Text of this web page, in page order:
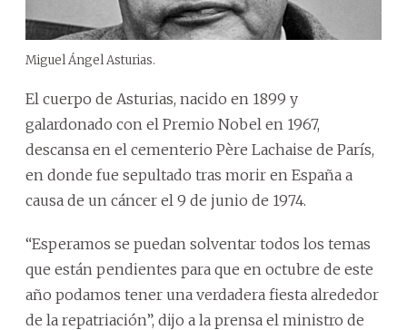
Miguel Ángel Asturias.
El cuerpo de Asturias, nacido en 1899 y
galardonado con el Premio Nobel en 1967,
descansa en el cementerio Père Lachaise de París,
en donde fue sepultado tras morir en España a
causa de un cáncer el 9 de junio de 1974.
“Esperamos se puedan solventar todos los temas
que están pendientes para que en octubre de este
año podamos tener una verdadera fiesta alrededor
de la repatriación”, dijo a la prensa el ministro de